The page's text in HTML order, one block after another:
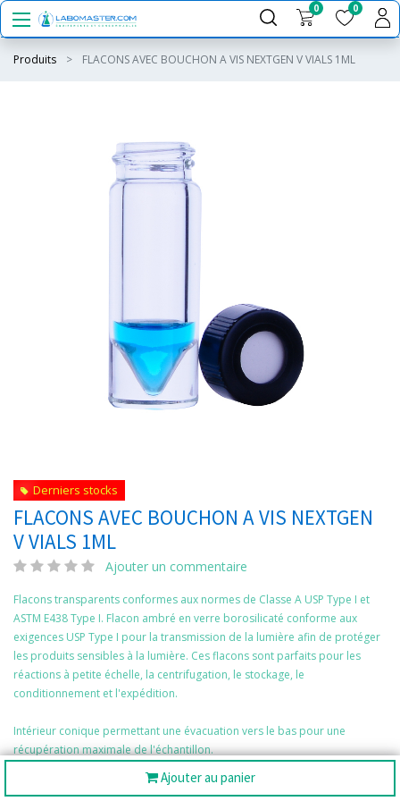
0 0
Produits FLACONS AVEC BOUCHON A VIS NEXTGEN V VIALS 1ML
Ajouter au panier
Derniers stocks
FLACONS AVEC BOUCHON A VIS NEXTGEN
V VIALS 1ML
Ajouter un commentaire
Flacons transparents conformes aux normes de Classe A USP Type I et
ASTM E438 Type I. Flacon ambré en verre borosilicaté conforme aux
exigences USP Type I pour la transmission de la lumière afin de protéger
les produits sensibles à la lumière. Ces flacons sont parfaits pour les
réactions à petite échelle, la centrifugation, le stockage, le
conditionnement et l'expédition.
Intérieur conique permettant une évacuation vers le bas pour une
récupération maximale de l'échantillon.
contamination pendant le transport et le stockage.